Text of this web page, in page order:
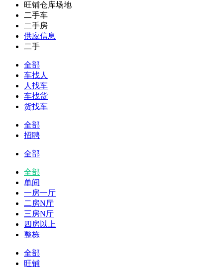
旺铺仓库场地
二手车
二手房
供应信息
二手
全部
车找人
人找车
车找货
货找车
全部
招聘
全部
全部
单间
一房一厅
二房N厅
三房N厅
四房以上
整栋
全部
旺铺